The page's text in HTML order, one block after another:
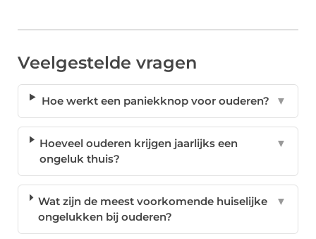
Veelgestelde vragen
Hoe werkt een paniekknop voor ouderen? ▼
Hoeveel ouderen krijgen jaarlijks een
ongeluk thuis?
▼
Wat zijn de meest voorkomende huiselijke
ongelukken bij ouderen?
▼